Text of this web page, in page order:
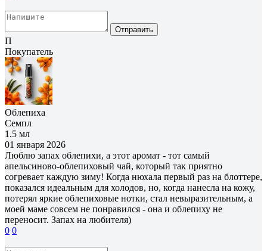
Отправить
П
Покупатель
Облепиха
Семпл
1.5 мл
01 января 2026
Люблю запах облепихи, а этот аромат - тот самый
апельсиново-облепиховый чай, который так приятно
согревает каждую зиму! Когда нюхала первый раз на блоттере,
показался идеальным для холодов, но, когда нанесла на кожу,
потерял яркие облепиховые нотки, стал невыразительным, а
моей маме совсем не понравился - она и облепиху не
переносит. Запах на любителя)
0 0